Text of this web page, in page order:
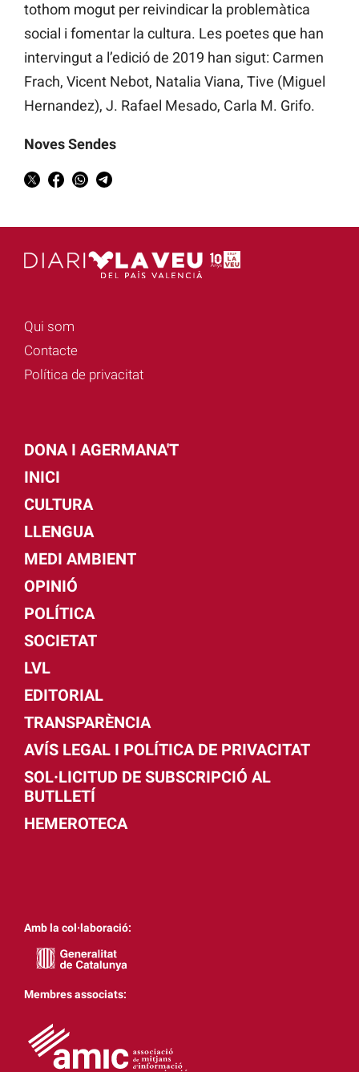
tothom mogut per reivindicar la problemàtica
social i fomentar la cultura. Les poetes que han
intervingut a l’edició de 2019 han sigut: Carmen
Frach, Vicent Nebot, Natalia Viana, Tive (Miguel
Hernandez), J. Rafael Mesado, Carla M. Grifo.
Noves Sendes
Qui som
Contacte
Política de privacitat
DONA I AGERMANA'T
INICI
CULTURA
LLENGUA
MEDI AMBIENT
OPINIÓ
POLÍTICA
SOCIETAT
LVL
EDITORIAL
TRANSPARÈNCIA
AVÍS LEGAL I POLÍTICA DE PRIVACITAT
SOL·LICITUD DE SUBSCRIPCIÓ AL
BUTLLETÍ
HEMEROTECA
Amb la col·laboració:
Membres associats: